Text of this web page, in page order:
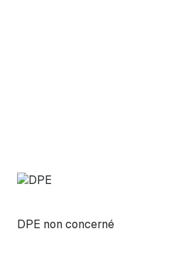
Cette configuration offre
DPE non concerné